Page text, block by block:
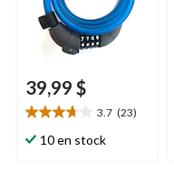
39,99 $
3.7 (23)
3.7
étoile(s)
10 en stock